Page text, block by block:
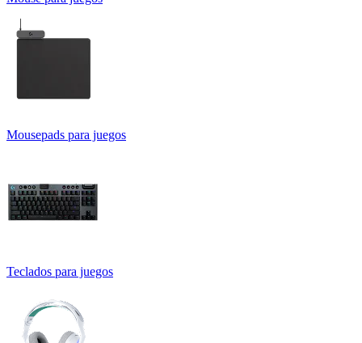
Mousepads para juegos
Teclados para juegos